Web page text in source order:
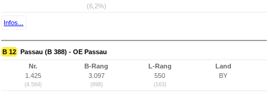
(6,2%)
Infos...
B 12 Passau (B 388) - OE Passau
Nr.
1.425
(4.584)
B-Rang
3.097
(898)
L-Rang
550
(163)
Land
BY